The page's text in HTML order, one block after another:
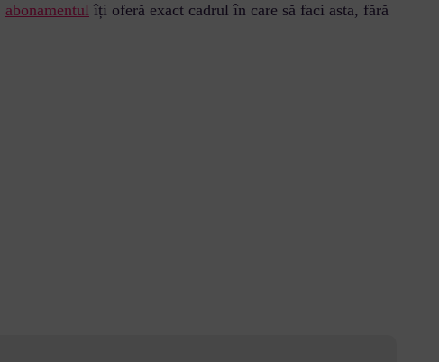
abonamentul îți oferă exact cadrul în care să faci asta, fără